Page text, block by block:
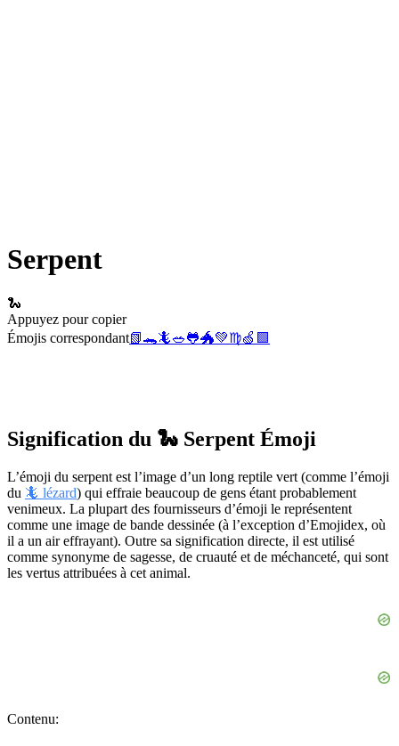
Serpent
🐍
Appuyez pour copier
Émojis correspondant📗🐊🦎🥗🐸🐲💚♍🍏 🟩
Signification du 🐍 Serpent Émoji
L’émoji du serpent est l’image d’un long reptile vert (comme l’émoji
du 🦎 lézard) qui effraie beaucoup de gens étant probablement
venimeux. La plupart des fournisseurs d’émoji le représentent
comme une image de bande dessinée (à l’exception d’Emojidex, où
il a un air effrayant). Outre sa signification directe, il est utilisé
comme synonyme de sagesse, de cruauté et de méchanceté, qui sont
les vertus attribuées à cet animal.
Contenu: